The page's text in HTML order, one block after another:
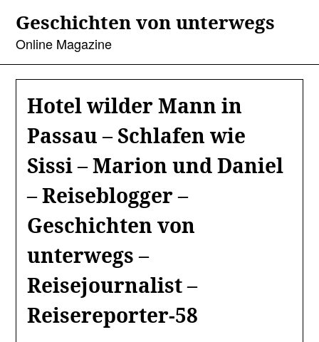
content
Geschichten von unterwegs
Online Magazine
Hotel wilder Mann in
Passau – Schlafen wie
Sissi – Marion und Daniel
– Reiseblogger –
Geschichten von
unterwegs –
Reisejournalist –
Reisereporter-58